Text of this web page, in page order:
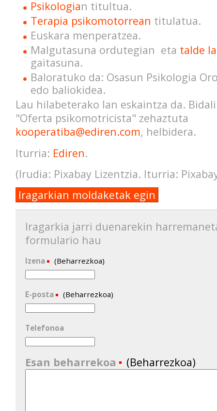
Psikologian titultua.
Terapia psikomotorrean titulatua.
Euskara menperatzea.
Malgutasuna ordutegian eta talde
gaitasuna.
Baloratuko da: Osasun Psikologia
edo baliokidea.
Lau hilabeterako lan eskaintza da.
"Oferta psikomotricista" zehaztuta
kooperatiba@ediren.com, helbidera.
Iturria: Ediren.
(Irudia: Pixabay Lizentzia. Iturria:
Iragarkian moldaketak egin
Iragarkia jarri duenarekin
formulario hau
Izena (Beharrezkoa)
E-posta (Beharrezkoa)
Telefonoa
Esan beharrekoa (Beharrezkoa)